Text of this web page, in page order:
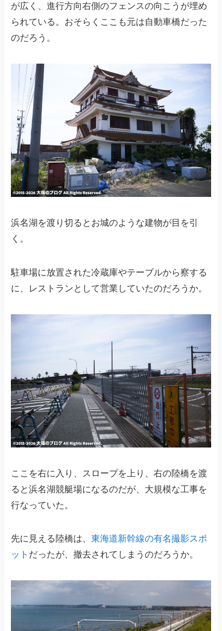
が広く、進行方向右側のフェンスの向こうが埋め
られている。おそらくここも元は自動車橋だった
のだろう。
浜名湖を渡り切るとお城のような建物が目を引
く。
駐車場に放置された冷蔵庫やテーブルから察する
に、レストランとして営業していたのだろうか。
ここを右に入り、スロープを上り、右の陸橋を渡
ると浜名湖競艇場になるのだが、大規模な工事を
行なっていた。
先に見える陸橋は、東海道新幹線の有名撮影スポ
ット だったが、撤去されてしまうのだろうか。